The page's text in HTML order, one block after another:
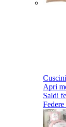
Cuscini
Apri
Saldi